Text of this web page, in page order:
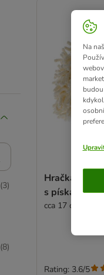
(3)
(8)
Hračka pro
s pískátkem
cca 17 cm
Rating: 3.6/5
Na